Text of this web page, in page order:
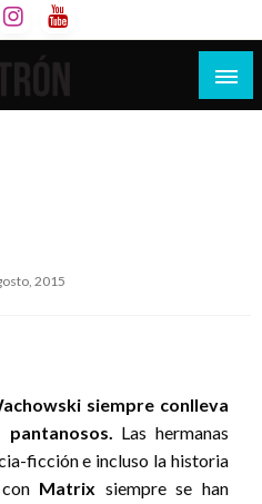
cine española y
2015
siempre conlleva
Las hermanas
ficción e incluso la historia
Matrix siempre se han